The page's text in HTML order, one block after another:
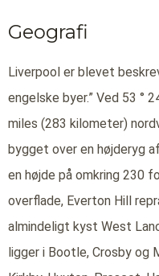
Geografi
Liverpool er blevet
engelske byer.” Ved 53 °
miles (283 kilometer)
bygget over en højderyg
en højde på omkring 230
overflade, Everton Hill
almindeligt kyst West
ligger i Bootle, Crosby og